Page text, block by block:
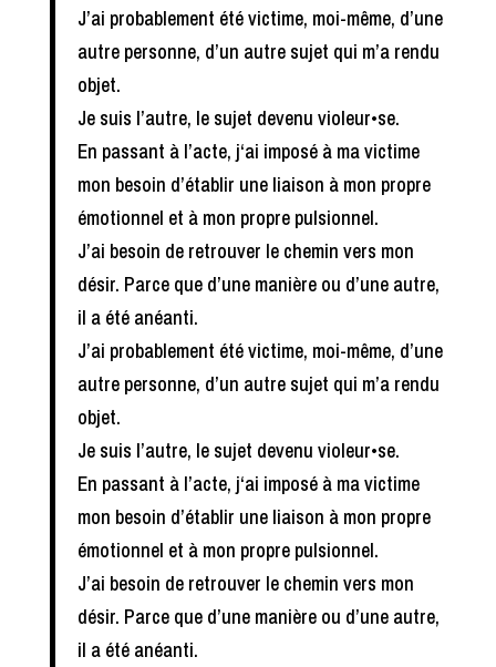
J’ai probablement été victime, moi-même, d’une
autre personne, d’un autre sujet qui m’a rendu
objet.
Je suis l’autre, le sujet devenu violeur•se.
En passant à l’acte, j‘ai imposé à ma victime
mon besoin d’établir une liaison à mon propre
émotionnel et à mon propre pulsionnel.
J’ai besoin de retrouver le chemin vers mon
désir. Parce que d’une manière ou d’une autre,
il a été anéanti.
J’ai probablement été victime, moi-même, d’une
autre personne, d’un autre sujet qui m’a rendu
objet.
Je suis l’autre, le sujet devenu violeur•se.
En passant à l’acte, j‘ai imposé à ma victime
mon besoin d’établir une liaison à mon propre
émotionnel et à mon propre pulsionnel.
J’ai besoin de retrouver le chemin vers mon
désir. Parce que d’une manière ou d’une autre,
il a été anéanti.